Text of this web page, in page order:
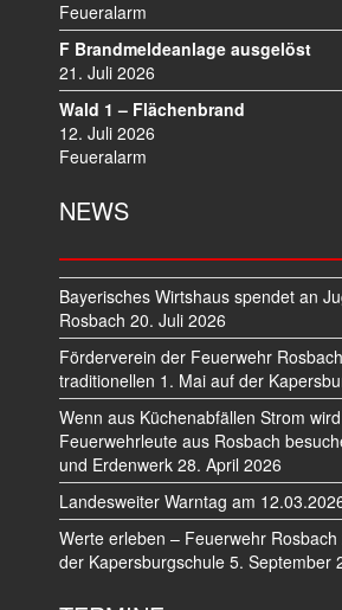
Feueralarm
F Brandmeldeanlage ausgelöst
21. Juli 2026
Wald 1 – Flächenbrand
12. Juli 2026
Feueralarm
NEWS
Bayerisches Wirtshaus spendet an
Rosbach 20. Juli 2026
Förderverein der Feuerwehr
traditionellen 1. Mai auf der
Wenn aus Küchenabfällen Strom
Feuerwehrleute aus Rosbach
und Erdenwerk 28. April 2026
Landesweiter Warntag am
Werte erleben – Feuerwehr Rosbach
der Kapersburgschule 5. September